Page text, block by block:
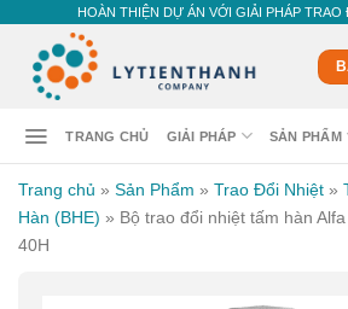
to
content
HOÀN THIỆN DỰ ÁN VỚI GIẢI PHÁP
TRANG CHỦ GIẢI PHÁP SẢN PHẨM
Trang chủ » Sản Phẩm » Trao Đổi Nhiệt »
Hàn (BHE) » Bộ trao đổi nhiệt tấm hàn
40H